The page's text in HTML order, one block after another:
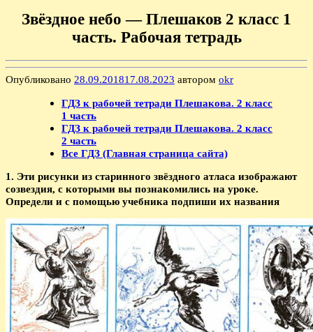
Звёздное небо — Плешаков 2 класс 1
часть. Рабочая тетрадь
Опубликовано 28.09.201817.08.2023 автором okr
ГДЗ к рабочей тетради Плешакова. 2 класс
1 часть
ГДЗ к рабочей тетради Плешакова. 2 класс
2 часть
Все ГДЗ (Главная страница сайта)
1. Эти рисунки из старинного звёздного атласа изображают
созвездия, с которыми вы познакомились на уроке.
Определи и с помощью учебника подпиши их названия